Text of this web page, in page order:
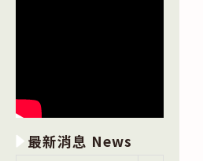
最新消息 News